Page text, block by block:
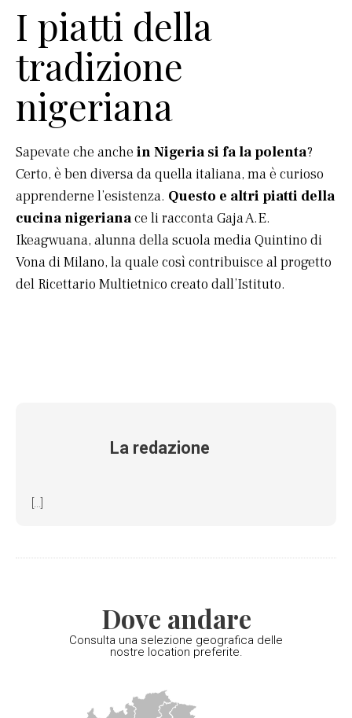
I piatti della
tradizione
nigeriana
Sapevate che anche in Nigeria si fa la polenta?
Certo, è ben diversa da quella italiana, ma è curioso
apprenderne l’esistenza. Questo e altri piatti della
cucina nigerianace li racconta Gaja A.E.
Ikeagwuana, alunna della scuola media Quintino di
Vona di Milano, la quale così contribuisce al progetto
del Ricettario Multietnico creato dall’Istituto.
La redazione
[...]
Dove andare
Consulta una selezione geografica delle
nostre location preferite.